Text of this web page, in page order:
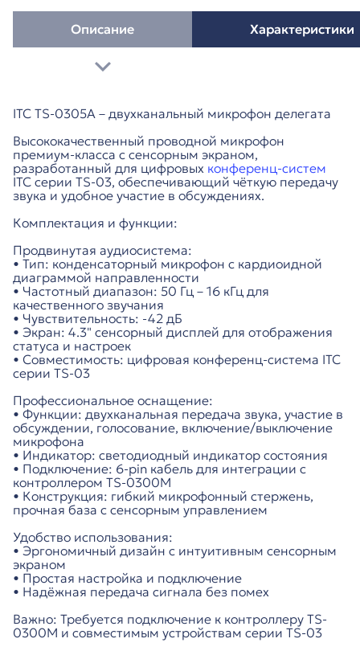
Описание Характеристики
ITC TS-0305A – двухканальный микрофон делегата
Высококачественный проводной микрофон
премиум-класса с сенсорным экраном,
разработанный для цифровых конференц-систем
ITC серии TS-03, обеспечивающий чёткую передачу
звука и удобное участие в обсуждениях.
Комплектация и функции:
Продвинутая аудиосистема:
• Тип: конденсаторный микрофон с кардиоидной
диаграммой направленности
• Частотный диапазон: 50 Гц – 16 кГц для
качественного звучания
• Чувствительность: -42 дБ
• Экран: 4.3" сенсорный дисплей для отображения
статуса и настроек
• Совместимость: цифровая конференц-система ITC
серии TS-03
Профессиональное оснащение:
• Функции: двухканальная передача звука, участие в
обсуждении, голосование, включение/выключение
микрофона
• Индикатор: светодиодный индикатор состояния
• Подключение: 6-pin кабель для интеграции с
контроллером TS-0300M
• Конструкция: гибкий микрофонный стержень,
прочная база с сенсорным управлением
Удобство использования:
• Эргономичный дизайн с интуитивным сенсорным
экраном
• Простая настройка и подключение
• Надёжная передача сигнала без помех
Важно: Требуется подключение к контроллеру TS-
0300M и совместимым устройствам серии TS-03